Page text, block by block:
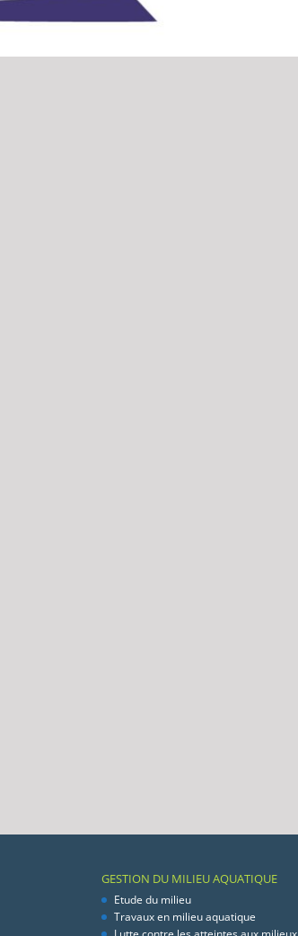
GESTION DU MILIEU AQUATIQUE
Etude du milieu
Travaux en milieu aquatique